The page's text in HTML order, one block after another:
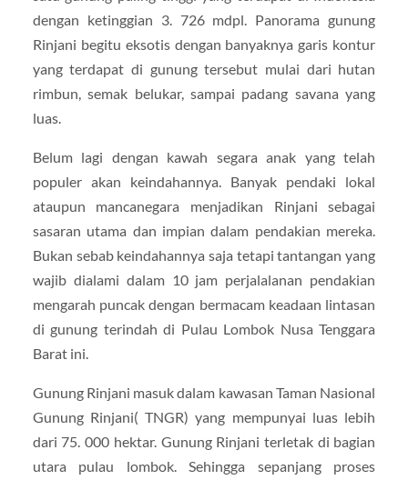
dengan ketinggian 3. 726 mdpl. Panorama gunung
Rinjani begitu eksotis dengan banyaknya garis kontur
yang terdapat di gunung tersebut mulai dari hutan
rimbun, semak belukar, sampai padang savana yang
luas.
Belum lagi dengan kawah segara anak yang telah
populer akan keindahannya. Banyak pendaki lokal
ataupun mancanegara menjadikan Rinjani sebagai
sasaran utama dan impian dalam pendakian mereka.
Bukan sebab keindahannya saja tetapi tantangan yang
wajib dialami dalam 10 jam perjalalanan pendakian
mengarah puncak dengan bermacam keadaan lintasan
di gunung terindah di Pulau Lombok Nusa Tenggara
Barat ini.
Gunung Rinjani masuk dalam kawasan Taman Nasional
Gunung Rinjani( TNGR) yang mempunyai luas lebih
dari 75. 000 hektar. Gunung Rinjani terletak di bagian
utara pulau lombok. Sehingga sepanjang proses